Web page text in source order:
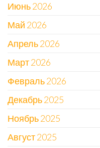
Июнь 2026
Май 2026
Апрель 2026
Март 2026
Февраль 2026
Декабрь 2025
Ноябрь 2025
Август 2025